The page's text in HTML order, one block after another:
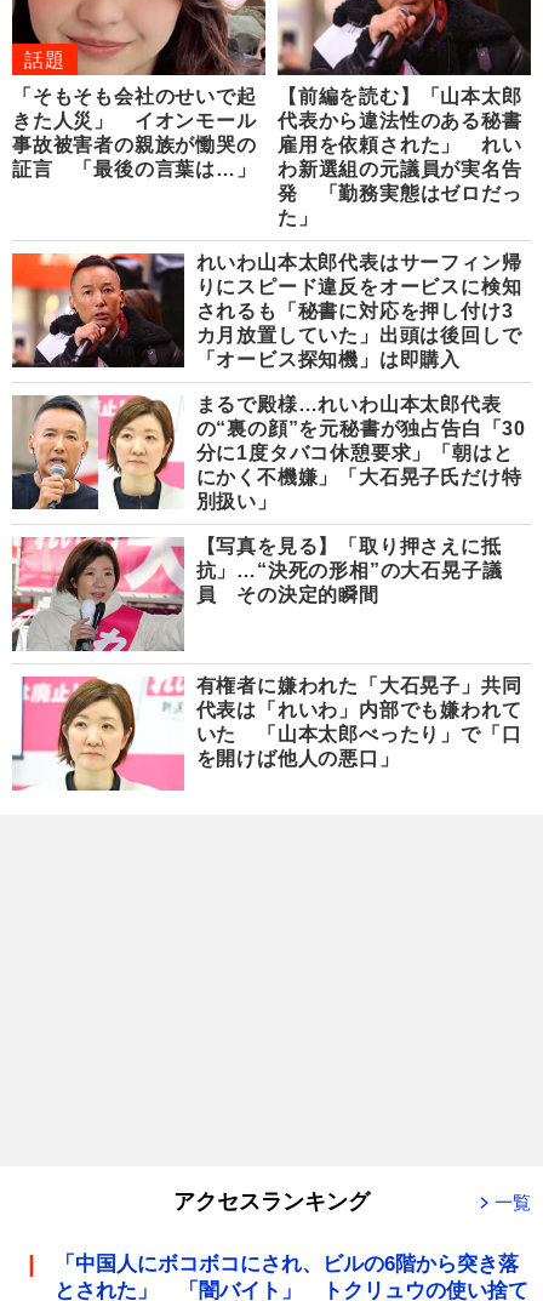
話題
「そもそも会社のせいで起
きた人災」 イオンモール
事故被害者の親族が慟哭の
証言 「最後の言葉は…」
【前編を読む】「山本太郎
代表から違法性のある秘書
雇用を依頼された」 れい
わ新選組の元議員が実名告
発 「勤務実態はゼロだっ
た」
れいわ山本太郎代表はサーフィン帰
りにスピード違反をオービスに検知
されるも「秘書に対応を押し付け3
カ月放置していた」出頭は後回しで
「オービス探知機」は即購入
まるで殿様…れいわ山本太郎代表
の“裏の顔”を元秘書が独占告白「30
分に1度タバコ休憩要求」「朝はと
にかく不機嫌」「大石晃子氏だけ特
別扱い」
【写真を見る】「取り押さえに抵
抗」…“決死の形相”の大石晃子議
員 その決定的瞬間
有権者に嫌われた「大石晃子」共同
代表は「れいわ」内部でも嫌われて
いた 「山本太郎べったり」で「口
を開けば他人の悪口」
アクセスランキング 一覧
「中国人にボコボコにされ、ビルの6階から突き落
とされた」 「闇バイト」 トクリュウの使い捨て